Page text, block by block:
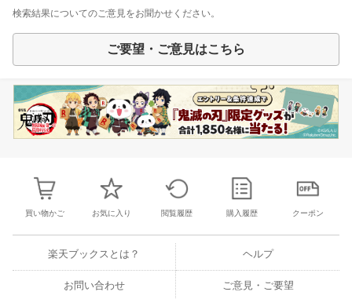
検索結果についてのご意見をお聞かせください。
ご要望・ご意見はこちら
買い物かご お気に入り 閲覧履歴 購入履歴 クーポン
楽天ブックスとは？ ヘルプ
お問い合わせ ご意見・ご要望